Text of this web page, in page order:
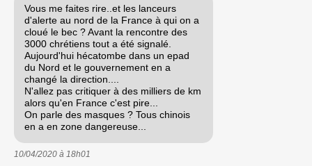
Vous me faites rire..et les lanceurs
d'alerte au nord de la France à qui on a
cloué le bec ? Avant la rencontre des
3000 chrétiens tout a été signalé.
Aujourd'hui hécatombe dans un epad
du Nord et le gouvernement en a
changé la direction....
N'allez pas critiquer à des milliers de km
alors qu'en France c'est pire...
On parle des masques ? Tous chinois
en a en zone dangereuse...
10/04/2020 à 18h01